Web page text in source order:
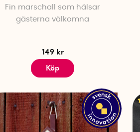
Fin marschall som hälsar
gästerna välkomna
149 kr
Köp